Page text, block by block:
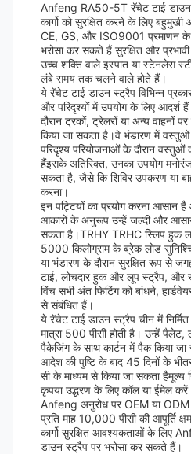
Anfeng RA50-5T रॅचेट टाई डाउन
कार्गो को सुरक्षित करने के लिए
CE, GS, और ISO9001 प्रमाणन के
भरोसा कर सकते हैं सुरक्षित और
उच्च शक्ति वाले इस्पात या स्टेनलेस
लंबे समय तक चलने वाले होते हैं।
ये रॅचेट टाई डाउन स्ट्रैप विभिन्न
और परिदृश्यों में उपयोग के लिए आदर्श
दौरान ट्रकों, ट्रेलरों या अन्य वाहनों
किया जा सकता है।वे भंडारण में वस्तुओं
परिदृश्य परियोजनाओं के दौरान वस्तुओं
हैंइसके अतिरिक्त, उनका उपयोग
सकता है, जैसे कि शिविर उपकरण या
करना।
इन पट्टियों का प्रयोग करना आसान है
आकारों के अनुरूप उन्हें जल्दी और
सकता है।TRHY TRHC स्लिप हुक
5000 किलोग्राम के ब्रेक लोड
या भंडारण के दौरान सुरक्षित रूप से
टाई, लोचदार हुक और लूप स्ट्रैप, और
विंच सभी अंत फिटिंग को बांधने,
से संबंधित हैं।
ये रॅचेट टाई डाउन स्ट्रैप चीन में
मात्रा 500 पीसी होती है। उन्हें
पैकेजिंग के साथ कार्टन में पैक किया जा
आदेश की पुष्टि के बाद 45 दिनों के
सी के माध्यम से किया जा सकता हैमूल्य
कृपया उद्धरण के लिए कॉल या ईमेल
Anfeng अनुरोध पर OEM या ODM
प्रति माह 10,000 पीसी की आपूर्ति
कार्गो सुरक्षित आवश्यकताओं के लिए
डाउन स्ट्रैप पर भरोसा कर सकते हैं।